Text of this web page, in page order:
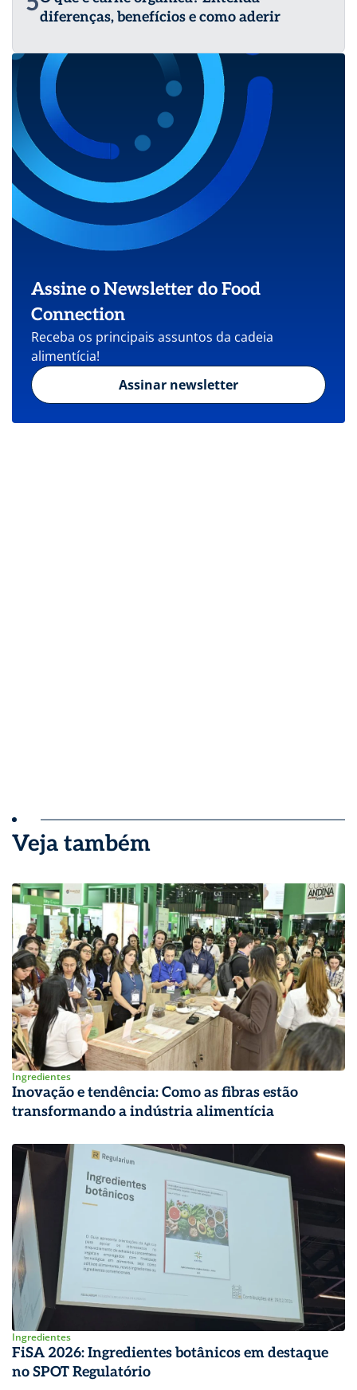
diferenças, benefícios e como aderir
Assine o Newsletter do Food
Connection
Receba os principais assuntos da cadeia
alimentícia!
Assinar newsletter
Veja também
Ingredientes
Inovação e tendência: Como as fibras estão
transformando a indústria alimentícia
Ingredientes
FiSA 2026: Ingredientes botânicos em destaque
no SPOT Regulatório